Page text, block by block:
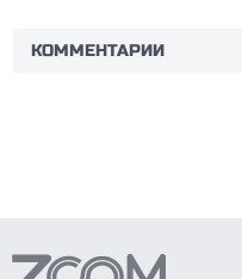
КОММЕНТАРИИ